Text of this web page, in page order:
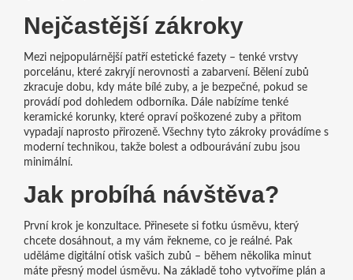
Nejčastější zákroky
Mezi nejpopulárnější patří estetické fazety – tenké vrstvy
porcelánu, které zakryjí nerovnosti a zabarvení. Bělení zubů
zkracuje dobu, kdy máte bílé zuby, a je bezpečné, pokud se
provádí pod dohledem odborníka. Dále nabízíme tenké
keramické korunky, které opraví poškozené zuby a přitom
vypadají naprosto přirozeně. Všechny tyto zákroky provádíme s
moderní technikou, takže bolest a odbourávání zubu jsou
minimální.
Jak probíhá návštěva?
První krok je konzultace. Přinesete si fotku úsměvu, který
chcete dosáhnout, a my vám řekneme, co je reálné. Pak
uděláme digitální otisk vašich zubů – během několika minut
máte přesný model úsměvu. Na základě toho vytvoříme plán a